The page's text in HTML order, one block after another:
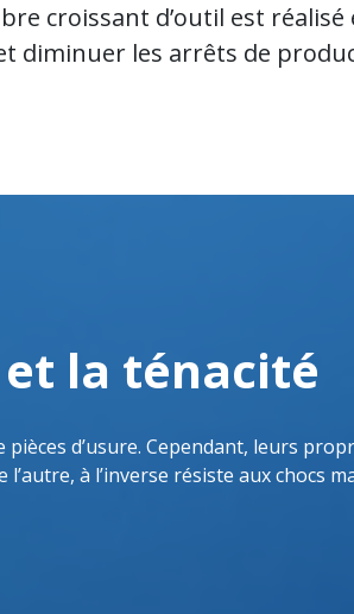
croissant d’outil est
diminuer les arrêts de
la ténacité
d’usure. Cependant, leurs
à l’inverse résiste aux chocs